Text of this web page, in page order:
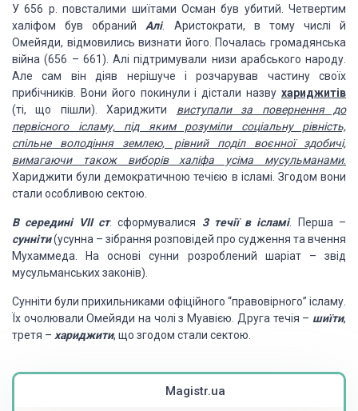
У 656 р. повсталими шиїтами Осман був убитий. Четвертим
халіфом був обраний Алі. Аристократи, в тому числі й
Омейяди, відмовились визнати його. Почалась громадянська
війна (656 – 661). Алі підтримували низи арабського народу.
Але сам він діяв нерішуче і розчарував частину своїх
прибічників. Вони його покинули і дістали назву хариджитів
(ті, що пішли). Хариджити виступали за повернення до
первісного ісламу, під яким розуміли соціальну рівність,
спільне володіння землею, рівний поділ воєнної здобичі,
вимагаючи також виборів халіфа усіма мусульманами.
Хариджити були демократичною течією в ісламі. Згодом вони
стали особливою сектою.
В середині VІІ ст. сформувалися 3 течії в ісламі. Перша –
сунніти(усунна – зібрання розповідей про судження та вчення
Мухаммеда. На основі сунни розроблений шаріат – звід
мусульманських законів).
Сунніти були прихильниками офіційного “правовірного” ісламу.
Їх очолювали Омейяди на чолі з Муавією. Друга течія – шиїти,
третя – хариджити, що згодом стали сектою.
Magistr.ua